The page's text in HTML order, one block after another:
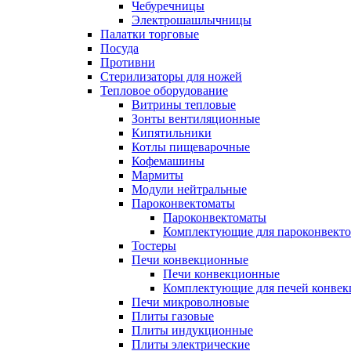
Чебуречницы
Электрошашлычницы
Палатки торговые
Посуда
Противни
Стерилизаторы для ножей
Тепловое оборудование
Витрины тепловые
Зонты вентиляционные
Кипятильники
Котлы пищеварочные
Кофемашины
Мармиты
Модули нейтральные
Пароконвектоматы
Пароконвектоматы
Комплектующие для
Тостеры
Печи конвекционные
Печи конвекционные
Комплектующие для печей
Печи микроволновые
Плиты газовые
Плиты индукционные
Плиты электрические